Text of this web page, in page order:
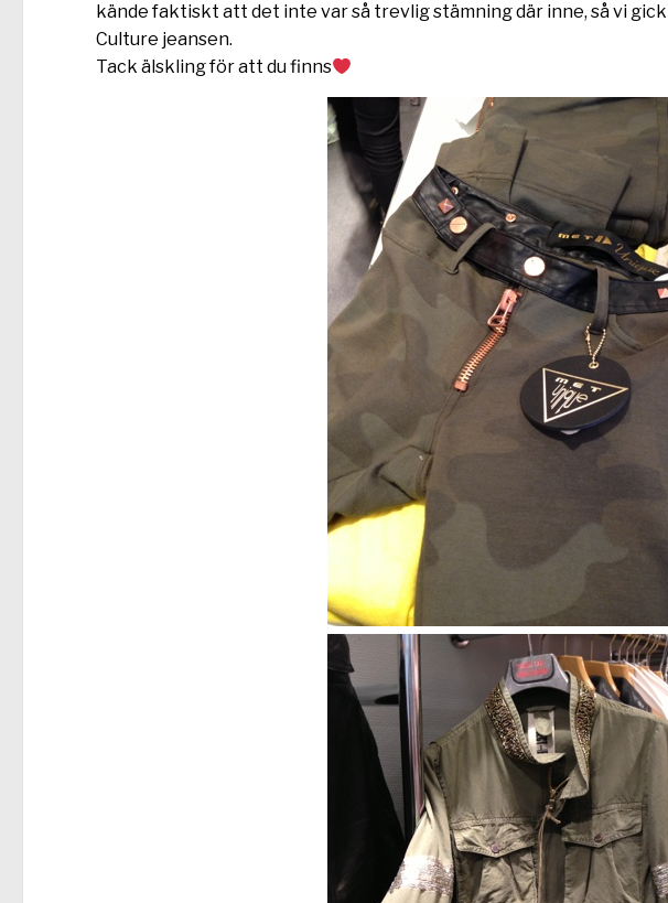
kände faktiskt att det inte var så trevlig stämning där inne, så vi
Culture jeansen.
Tack älskling för att du finns